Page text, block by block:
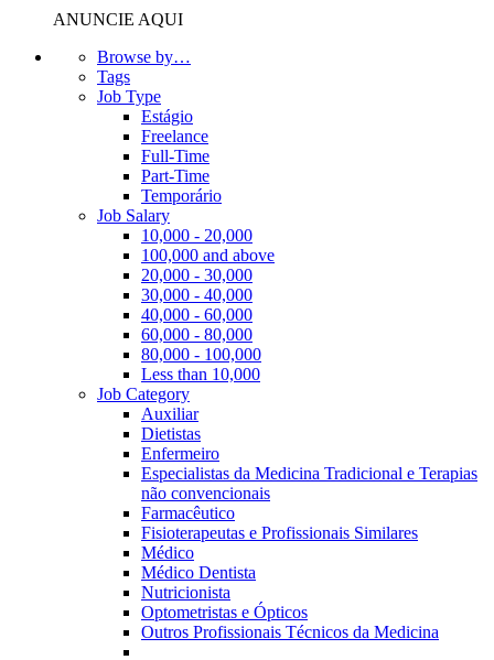
ANUNCIE AQUI
Browse by…
Tags
Job Type
Estágio
Freelance
Full-Time
Part-Time
Temporário
Job Salary
10,000 - 20,000
100,000 and above
20,000 - 30,000
30,000 - 40,000
40,000 - 60,000
60,000 - 80,000
80,000 - 100,000
Less than 10,000
Job Category
Auxiliar
Dietistas
Enfermeiro
Especialistas da Medicina Tradicional e Terapias
não convencionais
Farmacêutico
Fisioterapeutas e Profissionais Similares
Médico
Médico Dentista
Nutricionista
Optometristas e Ópticos
Outros Profissionais Técnicos da Medicina